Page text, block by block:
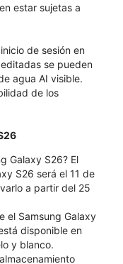
estar sujetas a
de sesión en
se pueden
agua AI visible.
de los
Galaxy S26? El
S26 será el 11 de
a partir del 25
el Samsung Galaxy
disponible en
y blanco.